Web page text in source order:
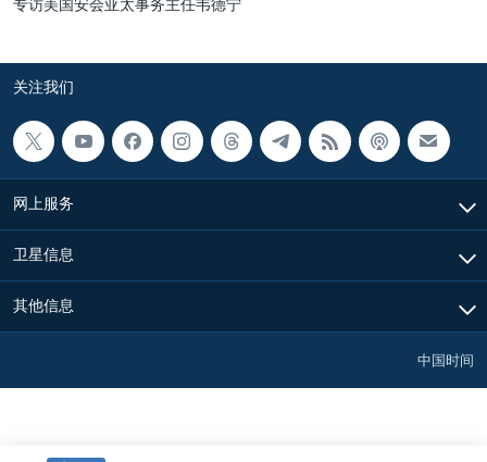
专访美国安会亚太事务主任韦德宁
关注我们
网上服务
卫星信息
其他信息
中国时间